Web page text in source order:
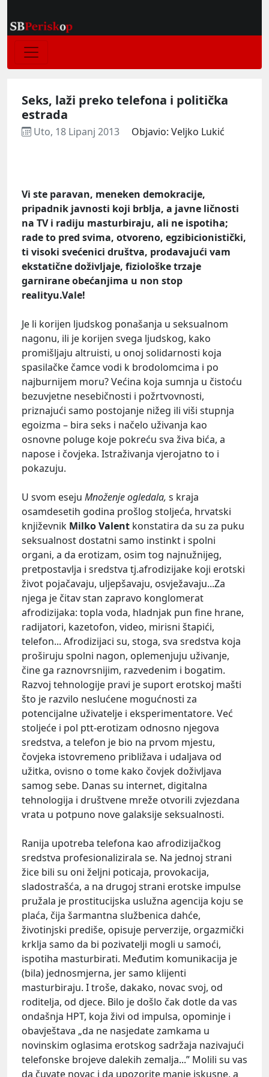
Seks, laži preko telefona i politička
estrada
Uto, 18 Lipanj 2013 Objavio: Veljko Lukić
Vi ste paravan, meneken demokracije,
pripadnik javnosti koji brblja, a javne ličnosti
na TV i radiju masturbiraju, ali ne ispotiha;
rade to pred svima, otvoreno, egzibicionistički,
ti visoki svećenici društva, prodavajući vam
ekstatične doživljaje, fiziološke trzaje
garnirane obećanjima u non stop
realityu.Vale!
Je li korijen ljudskog ponašanja u seksualnom
nagonu, ili je korijen svega ljudskog, kako
promišljaju altruisti, u onoj solidarnosti koja
spasilačke čamce vodi k brodolomcima i po
najburnijem moru? Većina koja sumnja u čistoću
bezuvjetne nesebičnosti i požrtvovnosti,
priznajući samo postojanje nižeg ili viši stupnja
egoizma – bira seks i načelo uživanja kao
osnovne poluge koje pokreću sva živa bića, a
napose i čovjeka. Istraživanja vjerojatno to i
pokazuju.
U svom eseju Množenje ogledala, s kraja
osamdesetih godina prošlog stoljeća, hrvatski
književnik Milko Valent konstatira da su za puku
seksualnost dostatni samo instinkt i spolni
organi, a da erotizam, osim tog najnužnijeg,
pretpostavlja i sredstva tj.afrodizijake koji erotski
život pojačavaju, uljepšavaju, osvježavaju...Za
njega je čitav stan zapravo konglomerat
afrodizijaka: topla voda, hladnjak pun fine hrane,
radijatori, kazetofon, video, mirisni štapići,
telefon... Afrodizijaci su, stoga, sva sredstva koja
proširuju spolni nagon, oplemenjuju uživanje,
čine ga raznovrsnijim, razvedenim i bogatim.
Razvoj tehnologije pravi je suport erotskoj mašti
što je razvilo neslućene mogućnosti za
potencijalne uživatelje i eksperimentatore. Već
stoljeće i pol ptt-erotizam odnosno njegova
sredstva, a telefon je bio na prvom mjestu,
čovjeka istovremeno približava i udaljava od
užitka, ovisno o tome kako čovjek doživljava
samog sebe. Danas su internet, digitalna
tehnologija i društvene mreže otvorili zvjezdana
vrata u potpuno nove galaksije seksualnosti.
Ranija upotreba telefona kao afrodizijačkog
sredstva profesionalizirala se. Na jednoj strani
žice bili su oni željni poticaja, provokacija,
sladostrašća, a na drugoj strani erotske impulse
pružala je prostitucijska uslužna agencija koju se
plaća, čija šarmantna službenica dahće,
životinjski prediše, opisuje perverzije, orgazmički
krklja samo da bi pozivatelji mogli u samoći,
ispotiha masturbirati. Međutim komunikacija je
(bila) jednosmjerna, jer samo klijenti
masturbiraju. I troše, dakako, novac svoj, od
roditelja, od djece. Bilo je došlo čak dotle da vas
ondašnja HPT, koja živi od impulsa, opominje i
obavještava „da ne nasjedate zamkama u
novinskim oglasima erotskog sadržaja nazivajući
telefonske brojeve dalekih zemalja...” Molili su vas
da čuvate novac i da upozorite manje iskusne, a